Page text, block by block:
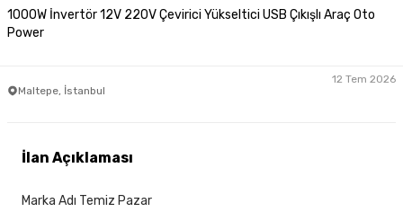
1000W İnvertör 12V 220V Çevirici Yükseltici USB Çıkışlı Araç Oto
Power
Maltepe, İstanbul
12 Tem 2026
İlan Açıklaması
Marka Adı Temiz Pazar